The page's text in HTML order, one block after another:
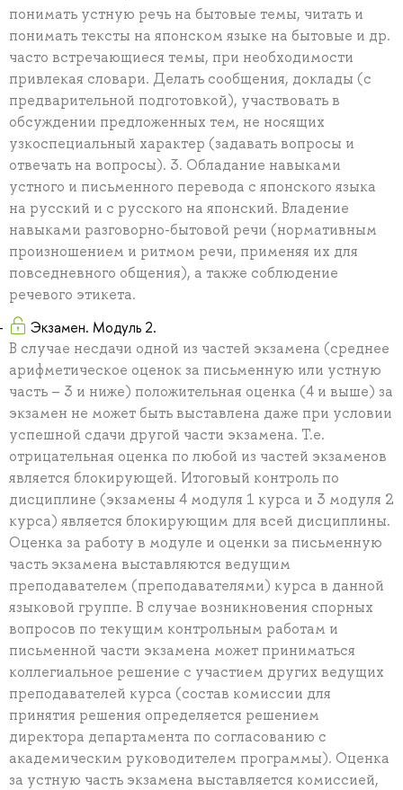
понимать устную речь на бытовые темы, читать и
понимать тексты на японском языке на бытовые и др.
часто встречающиеся темы, при необходимости
привлекая словари. Делать сообщения, доклады (с
предварительной подготовкой), участвовать в
обсуждении предложенных тем, не носящих
узкоспециальный характер (задавать вопросы и
отвечать на вопросы). 3. Обладание навыками
устного и письменного перевода с японского языка
на русский и с русского на японский. Владение
навыками разговорно-бытовой речи (нормативным
произношением и ритмом речи, применяя их для
повседневного общения), а также соблюдение
речевого этикета.
Экзамен. Модуль 2.
В случае несдачи одной из частей экзамена (среднее
арифметическое оценок за письменную или устную
часть – 3 и ниже) положительная оценка (4 и выше) за
экзамен не может быть выставлена даже при условии
успешной сдачи другой части экзамена. Т.е.
отрицательная оценка по любой из частей экзаменов
является блокирующей. Итоговый контроль по
дисциплине (экзамены 4 модуля 1 курса и 3 модуля 2
курса) является блокирующим для всей дисциплины.
Оценка за работу в модуле и оценки за письменную
часть экзамена выставляются ведущим
преподавателем (преподавателями) курса в данной
языковой группе. В случае возникновения спорных
вопросов по текущим контрольным работам и
письменной части экзамена может приниматься
коллегиальное решение с участием других ведущих
преподавателей курса (состав комиссии для
принятия решения определяется решением
директора департамента по согласованию с
академическим руководителем программы). Оценка
за устную часть экзамена выставляется комиссией,